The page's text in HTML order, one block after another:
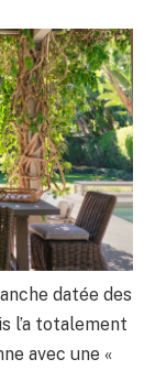
datée des
l’a totalement
avec une «